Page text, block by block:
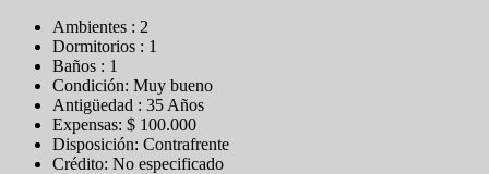
Ambientes : 2
Dormitorios : 1
Baños : 1
Condición: Muy bueno
Antigüedad : 35 Años
Expensas: $ 100.000
Disposición: Contrafrente
Crédito: No especificado